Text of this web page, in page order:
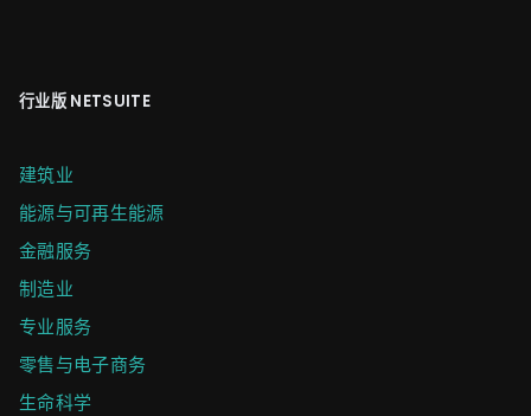
行业版 NETSUITE
建筑业
能源与可再生能源
金融服务
制造业
专业服务
零售与电子商务
生命科学